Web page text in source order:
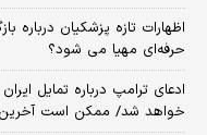
اظهارات تازه پزشکیان درباره
حرفه‌ای مهیا می شود؟
ادعای ترامپ درباره تمایل
خواهد شد/ ممکن است